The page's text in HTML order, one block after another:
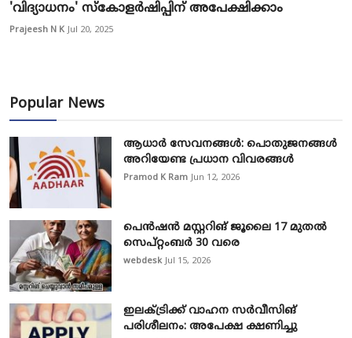
'വിദ്യാധനം' സ്കോളർഷിപ്പിന് അപേക്ഷിക്കാം
Prajeesh N K Jul 20, 2025
Popular News
ആധാർ സേവനങ്ങൾ: പൊതുജനങ്ങൾ
അറിയേണ്ട പ്രധാന വിവരങ്ങൾ
Pramod K Ram Jun 12, 2026
പെൻഷൻ മസ്റ്ററിങ് ജൂലൈ 17 മുതൽ
സെപ്റ്റംബർ 30 വരെ
webdesk Jul 15, 2026
ഇലക്ട്രിക്ക് വാഹന സർവീസിങ്
പരിശീലനം: അപേക്ഷ ക്ഷണിച്ചു